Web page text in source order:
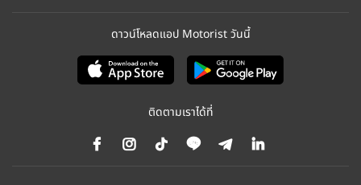
ดาวน์โหลดแอป Motorist วันนี้
ติดตามเราได้ที่